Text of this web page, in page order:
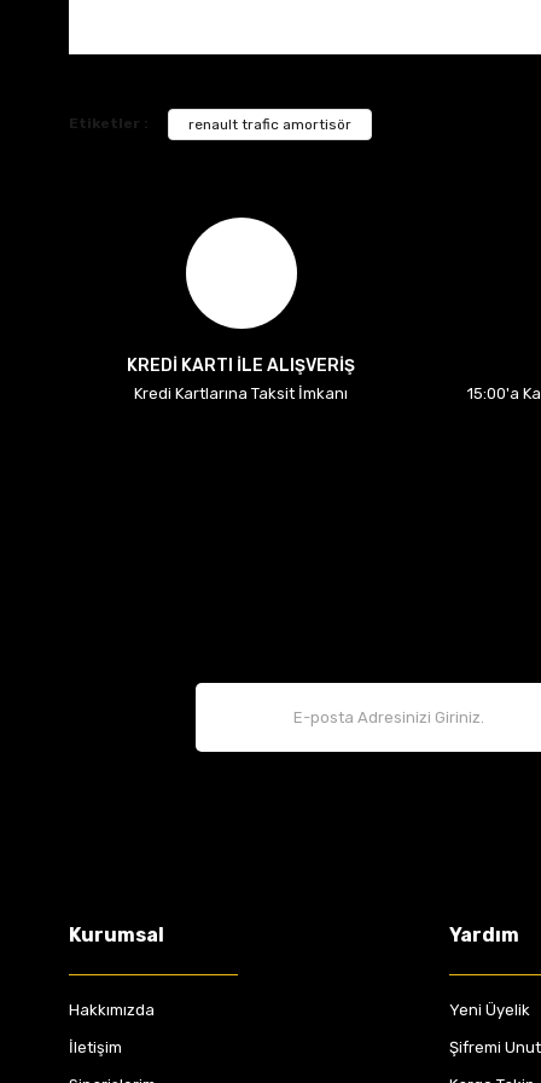
Etiketler : renault trafic amortisör
KREDİ KARTI İLE ALIŞVERİŞ
Kredi Kartlarına Taksit İmkanı
15:00'a
Kurumsal
Hakkımızda
İletişim
Yardım
Yeni Üyelik
Şifremi